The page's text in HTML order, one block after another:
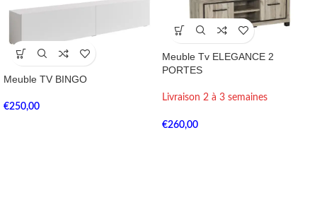
Meuble TV BINGO
€250,00
Meuble Tv ELEGANCE 2
PORTES
Livraison 2 à 3 semaines
€260,00